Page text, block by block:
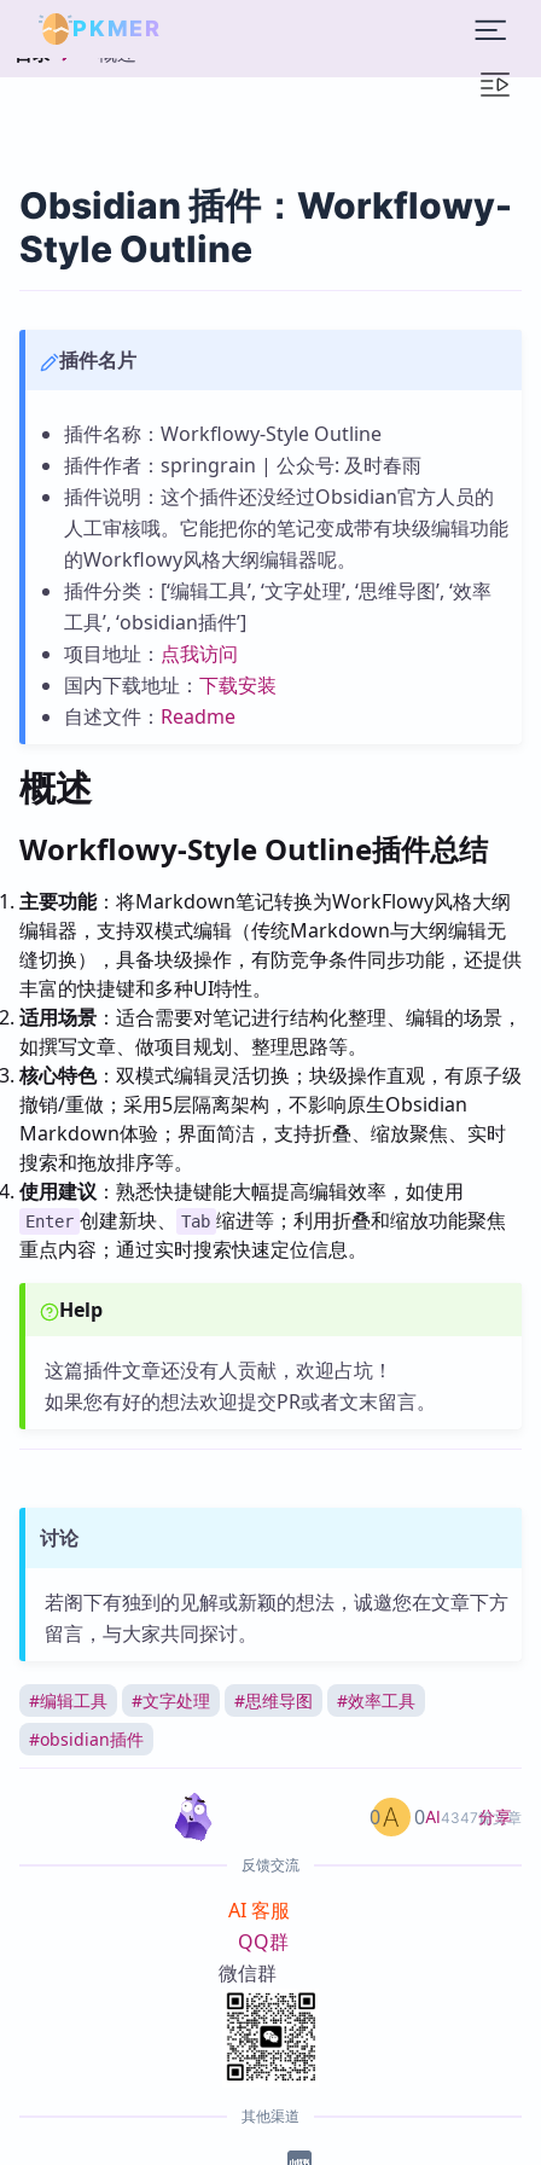
PKMER
目录 概述
Obsidian 插件：Workflowy-
Style Outline
插件名片
插件名称：Workflowy-Style Outline
插件作者：springrain | 公众号: 及时春雨
插件说明：这个插件还没经过Obsidian官方人员的
人工审核哦。它能把你的笔记变成带有块级编辑功能
的Workflowy风格大纲编辑器呢。
插件分类：[‘编辑工具’, ‘文字处理’, ‘思维导图’, ‘效率
工具’, ‘obsidian插件’]
项目地址： 点我访问
国内下载地址： 下载安装
自述文件： Readme
概述
Workflowy-Style Outline插件总结
主要功能：将Markdown笔记转换为WorkFlowy风格大纲
编辑器，支持双模式编辑（传统Markdown与大纲编辑无
缝切换），具备块级操作，有防竞争条件同步功能，还提供
丰富的快捷键和多种UI特性。
适用场景 ：适合需要对笔记进行结构化整理、编辑的场景，
如撰写文章、做项目规划、整理思路等。
核心特色：双模式编辑灵活切换；块级操作直观，有原子级
撤销/重做；采用5层隔离架构，不影响原生Obsidian
Markdown体验；界面简洁，支持折叠、缩放聚焦、实时
搜索和拖放排序等。
使用建议 ：熟悉快捷键能大幅提高编辑效率，如使用
Enter 创建新块、 Tab 缩进等；利用折叠和缩放功能聚焦
重点内容；通过实时搜索快速定位信息。
Help
这篇插件文章还没有人贡献，欢迎占坑！
如果您有好的想法欢迎提交PR或者文末留言。
讨论
若阁下有独到的见解或新颖的想法，诚邀您在文章下方
留言，与大家共同探讨。
#编辑工具 #文字处理 #思维导图 #效率工具
#obsidian插件
AI4347篇文章
0 0 分享
反馈交流
AI 客服
QQ群
微信群
其他渠道